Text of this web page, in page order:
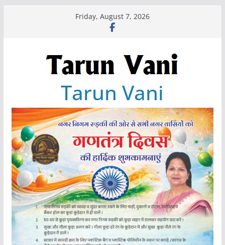
Friday, August 7, 2026
Tarun Vani